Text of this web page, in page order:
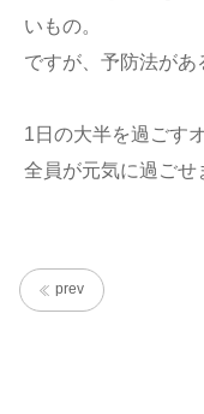
いもの。
ですが、予防法があ
1日の大半を過ごす
全員が元気に過ごせ
prev